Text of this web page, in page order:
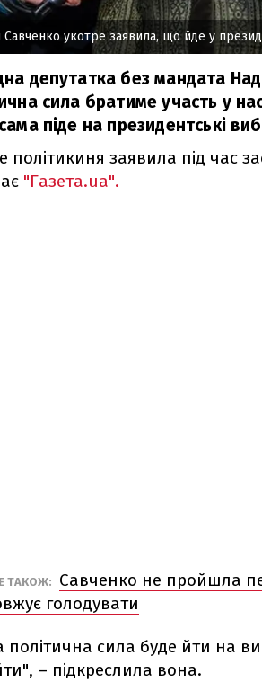
Савченко укотре заявила, що йде у
депутатка без мандата
сила братиме участь у
піде на президентські
політикиня заявила під час
"Газета.ua".
ТАКОЖ:
Савченко не пройшла
голодувати
сила буде йти на
– підкреслила вона.